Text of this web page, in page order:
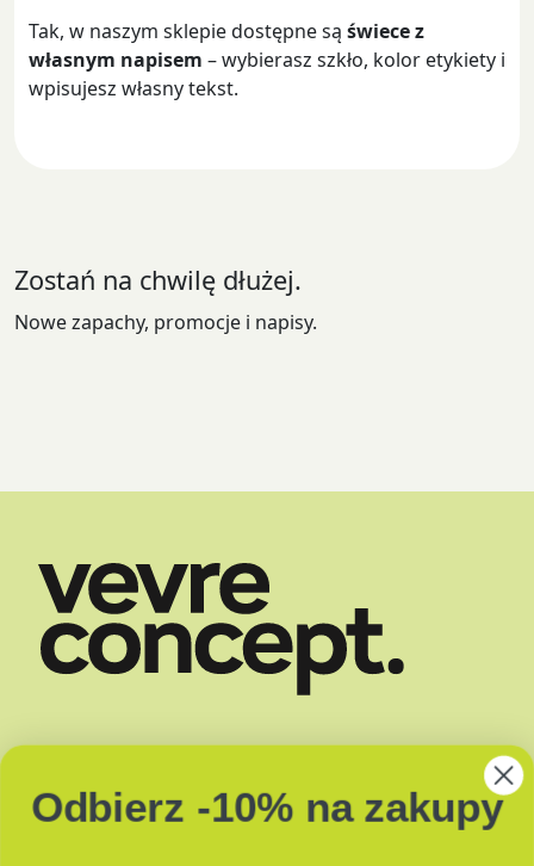
Tak, w naszym sklepie dostępne są świece z
własnym napisem – wybierasz szkło, kolor etykiety i
wpisujesz własny tekst.
Zostań na chwilę dłużej.
Nowe zapachy, promocje i napisy.
O NAS
ZAPACHY
Odbierz -10% na zakupy